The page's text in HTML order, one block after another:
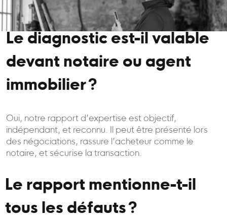
Le diagnostic est-il valable
devant notaire ou agent
immobilier ?
Oui, notre rapport d’expertise est objectif,
indépendant, et reconnu. Il peut être présenté lors
des négociations, rassure l’acheteur comme le
notaire, et sécurise la transaction.
Le rapport mentionne-t-il
tous les défauts ?